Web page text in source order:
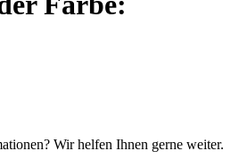
Wir helfen Ihnen gerne weiter.